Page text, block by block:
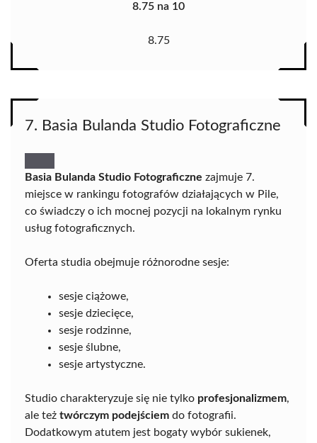
8.75 na 10
8.75
7. Basia Bulanda Studio Fotograficzne
Basia Bulanda Studio Fotograficzne zajmuje 7.
miejsce w rankingu fotografów działających w Pile,
co świadczy o ich mocnej pozycji na lokalnym rynku
usług fotograficznych.
Oferta studia obejmuje różnorodne sesje:
sesje ciążowe,
sesje dziecięce,
sesje rodzinne,
sesje ślubne,
sesje artystyczne.
Studio charakteryzuje się nie tylko profesjonalizmem,
ale też twórczym podejściem do fotografii.
Dodatkowym atutem jest bogaty wybór sukienek,